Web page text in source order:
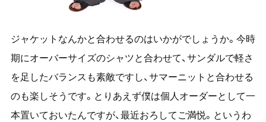
ジャケットなんかと合わせるのはいかがでしょうか。今時
期にオーバーサイズのシャツと合わせて、サンダルで軽さ
を足したバランスも素敵ですし、サマーニットと合わせる
のも楽しそうです。とりあえず僕は個人オーダーとして一
本置いておいたんですが、最近おろしてご満悦。というわ